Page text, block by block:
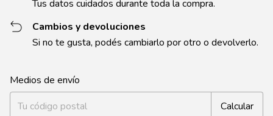
Tus datos cuidados durante toda la compra.
Cambios y devoluciones
Si no te gusta, podés cambiarlo por otro o devolverlo.
Entregas para el CP:
Medios de envío
Calcular